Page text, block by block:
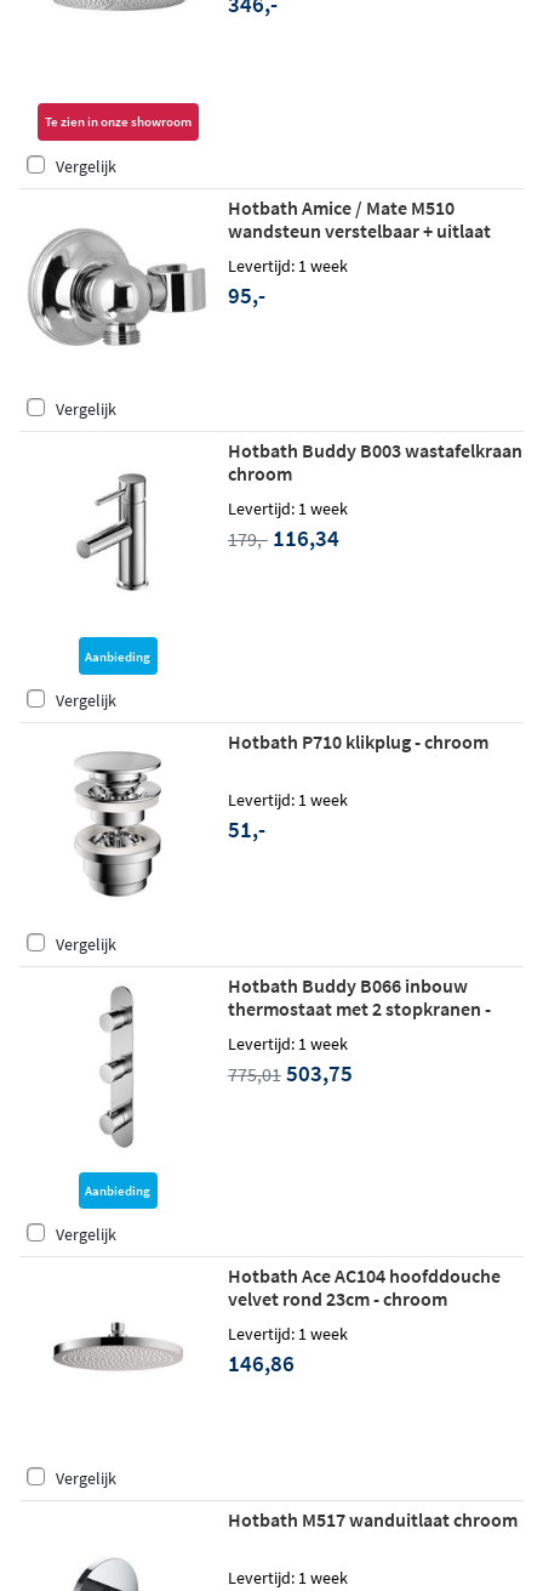
Te zien in onze showroom
Vergelijk
Hotbath Amice / Mate M510
wandsteun verstelbaar + uitlaat
Levertijd: 1 week
95,-
Vergelijk
Aanbieding
Hotbath Buddy B003 wastafelkraan
chroom
Levertijd: 1 week
179,- 116,34
Vergelijk
Hotbath P710 klikplug - chroom
Levertijd: 1 week
51,-
Vergelijk
Aanbieding
Hotbath Buddy B066 inbouw
thermostaat met 2 stopkranen -
Levertijd: 1 week
775,01 503,75
Vergelijk
Hotbath Ace AC104 hoofddouche
velvet rond 23cm - chroom
Levertijd: 1 week
146,86
Vergelijk
Hotbath M517 wanduitlaat chroom
Levertijd: 1 week